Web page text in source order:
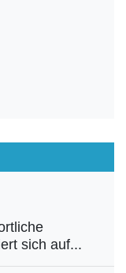
sich auf...